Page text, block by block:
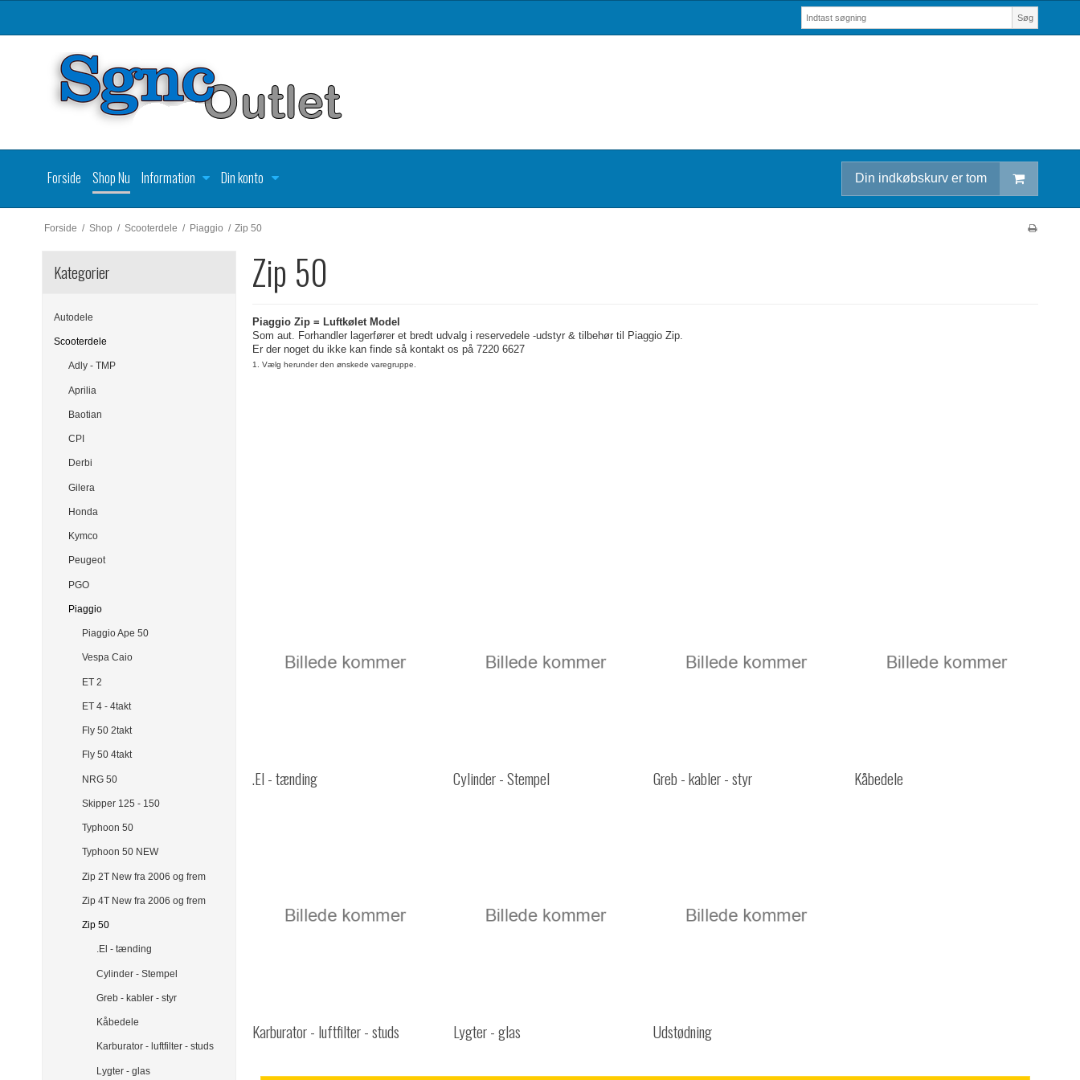
Søg
Forside Shop Nu Information Din konto Din indkøbskurv er tom
Forside / Shop / Scooterdele / Piaggio / Zip 50
Kategorier
Autodele
Scooterdele
Adly - TMP
Aprilia
Baotian
CPI
Derbi
Gilera
Honda
Kymco
Peugeot
PGO
Piaggio
Piaggio Ape 50
Vespa Caio
ET 2
ET 4 - 4takt
Fly 50 2takt
Fly 50 4takt
NRG 50
Skipper 125 - 150
Typhoon 50
Typhoon 50 NEW
Zip 2T New fra 2006 og frem
Zip 4T New fra 2006 og frem
Zip 50
.El - tænding
Cylinder - Stempel
Greb - kabler - styr
Kåbedele
Karburator - luftfilter - studs
Lygter - glas
Zip 50
Piaggio Zip = Luftkølet Model
Som aut. Forhandler lagerfører et bredt udvalg i reservedele -udstyr & tilbehør til Piaggio Zip.
Er der noget du ikke kan finde så kontakt os på 7220 6627
1. Vælg herunder den ønskede varegruppe.
.El - tænding Cylinder - Stempel Greb - kabler - styr Kåbedele
Karburator - luftfilter - studs Lygter - glas Udstødning